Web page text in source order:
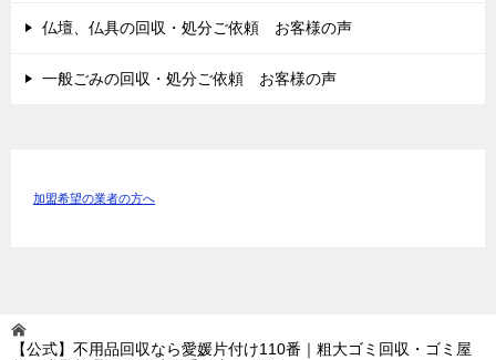
仏壇、仏具の回収・処分ご依頼 お客様の声
一般ごみの回収・処分ご依頼 お客様の声
加盟希望の業者の方へ
【公式】不用品回収なら愛媛片付け110番｜粗大ゴミ回収・ゴミ屋